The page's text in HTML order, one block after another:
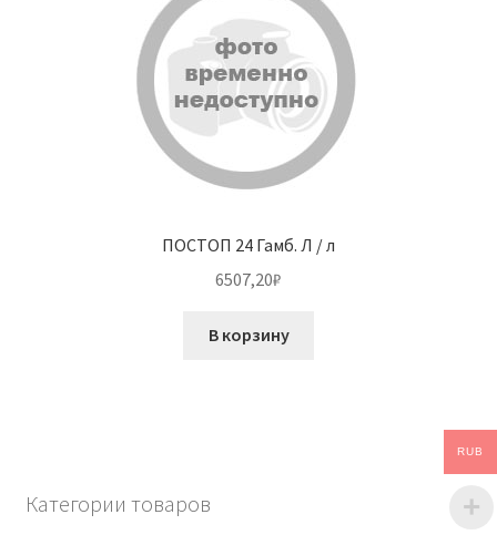
ПОСТОП 24 Гамб. Л / л
6507,20₽
В корзину
Категории товаров
RUB